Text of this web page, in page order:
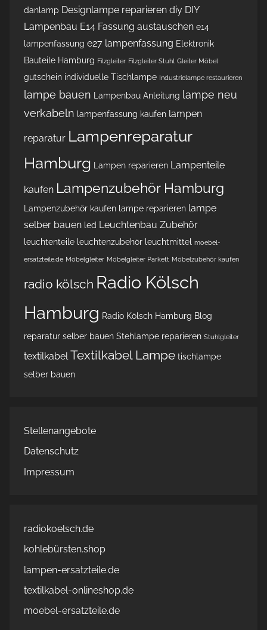
danlamp Designlampe reparieren diy DIY
Lampenbau E14 Fassung austauschen e14
lampenfassung e27 lampenfassung Elektronik
Bauteile Hamburg Filzgleiter Filzgleiter Stuhl Gleiter Möbel
gutschein individuelle Tischlampe Industrielampe restaurieren
lampe bauen Lampenbau Anleitung lampe neu
verkabeln lampenfassung kaufen lampen
reparatur Lampenreparatur
Hamburg
Lampen reparieren Lampenteile
kaufen Lampenzubehör Hamburg
Lampenzubehör kaufen lampe reparieren lampe
selber bauen led Leuchtenbau Zubehör
leuchtenteile leuchtenzubehör leuchtmittel moebel-
ersatzteile.de Möbelgleiter Möbelgleiter Parkett Möbelzubehör kaufen
radio kölsch Radio Kölsch
Hamburg Radio Kölsch Hamburg Blog
reparatur selber bauen Stehlampe reparieren Stuhlgleiter
textilkabel Textilkabel Lampe tischlampe
selber bauen
Stellenangebote
Datenschutz
Impressum
radiokoelsch.de
kohlebürsten.shop
lampen-ersatzteile.de
textilkabel-onlineshop.de
moebel-ersatzteile.de